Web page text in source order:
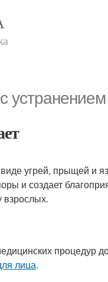
устранением
угрей, прыщей и
и создает
взрослых.
процедур
лица.